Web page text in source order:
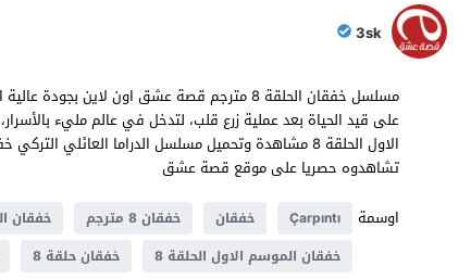
3sk
على قيد الحياة بعد عملية زرع قلب، لتدخل في عالم مليء
تشاهدوه حصريا على موقع قصة عشق
اوسمة
Çarpıntı خفقان خفقان 8 مترجم خفقان
خفقان الموسم الاول الحلقة 8
خفقان حلقة 8